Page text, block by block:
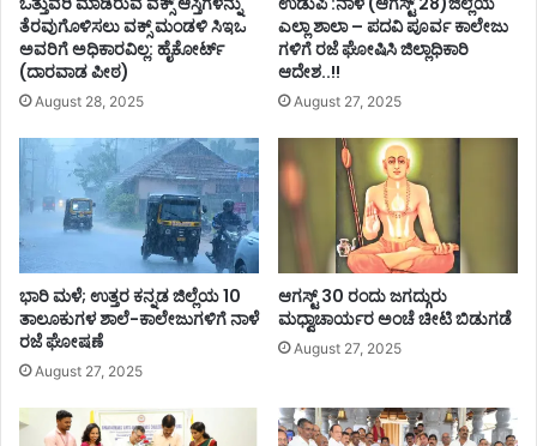
ತೆರವುಗೊಳಿಸಲು ವಕ್ಸ್ ಮಂಡಳಿ ಸಿಇಒ
ಅವರಿಗೆ ಅಧಿಕಾರವಿಲ್ಲ: ಹೈಕೋರ್ಟ್
(ದಾರವಾಡ ಪೀಠ)
August 28, 2025
ಎಲ್ಲಾ ಶಾಲಾ – ಪದವಿ ಪೂರ್ವ ಕಾಲೇಜು
ಗಳಿಗೆ ರಜೆ ಘೋಷಿಸಿ ಜಿಲ್ಲಾಧಿಕಾರಿ
ಆದೇಶ..!!
August 27, 2025
ಭಾರಿ ಮಳೆ; ಉತ್ತರ ಕನ್ನಡ ಜಿಲ್ಲೆಯ 10
ತಾಲೂಕುಗಳ ಶಾಲೆ-ಕಾಲೇಜುಗಳಿಗೆ ನಾಳೆ
ರಜೆ ಘೋಷಣೆ
August 27, 2025
ಆಗಸ್ಟ್ 30 ರಂದು ಜಗದ್ಗುರು
ಮಧ್ವಾಚಾರ್ಯರ ಅಂಚೆ ಚೀಟಿ ಬಿಡುಗಡೆ
August 27, 2025